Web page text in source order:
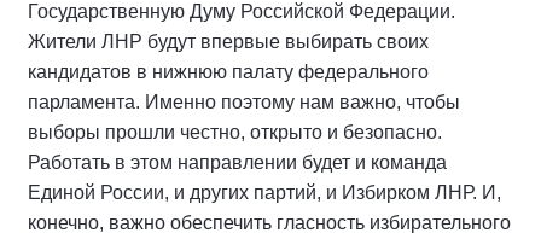
Государственную Думу Российской Федерации.
Жители ЛНР будут впервые выбирать своих
кандидатов в нижнюю палату федерального
парламента. Именно поэтому нам важно, чтобы
выборы прошли честно, открыто и безопасно.
Работать в этом направлении будет и команда
Единой России, и других партий, и Избирком ЛНР. И,
конечно, важно обеспечить гласность избирательного